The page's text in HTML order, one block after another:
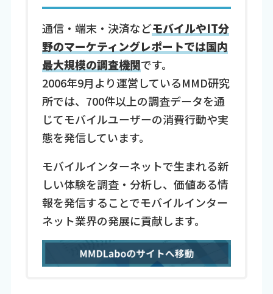
通信・端末・決済などモバイルやIT分
野のマーケティングレポートでは国内
最大規模の調査機関です。
2006年9月より運営しているMMD研究
所では、700件以上の調査データを通
じてモバイルユーザーの消費行動や実
態を発信しています。
モバイルインターネットで生まれる新
しい体験を調査・分析し、価値ある情
報を発信することでモバイルインター
ネット業界の発展に貢献します。